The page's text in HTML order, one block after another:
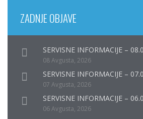
ZADNJE OBJAVE
SERVISNE INFORMACIJE –
08 Avgusta, 2026
SERVISNE INFORMACIJE –
07 Avgusta, 2026
SERVISNE INFORMACIJE –
06 Avgusta, 2026